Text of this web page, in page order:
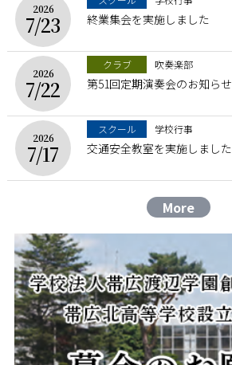
2026
7/23 終業集会を実施しました
2026
7/22
クラブ 吹奏楽部
第51回定期演奏会のお知らせ
2026
7/17
スクール 学校行事
交通安全教室を実施しました
More